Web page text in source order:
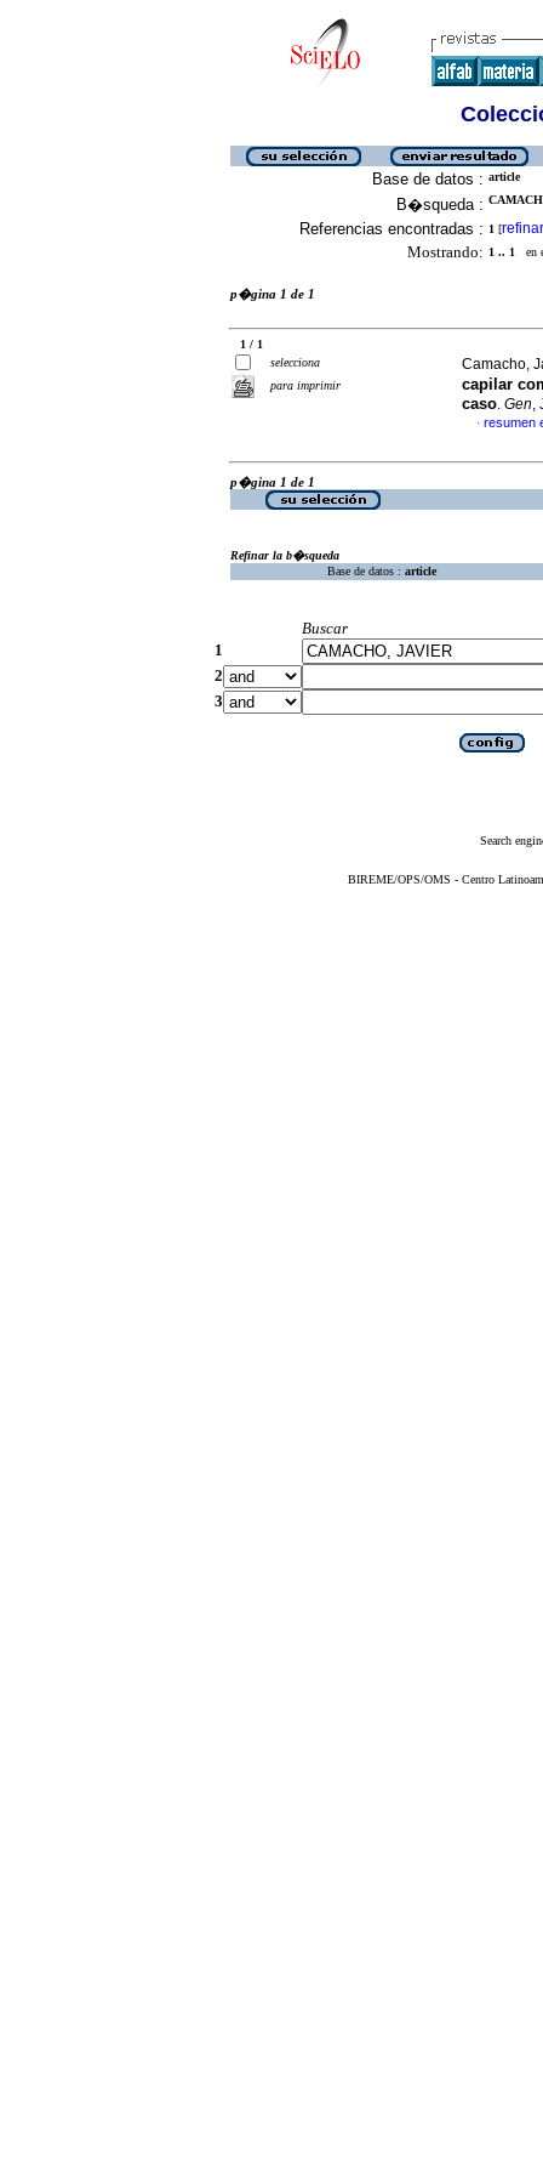
Base de datos : article
B�squeda :
Referencias encontradas : 1 [refinar
Mostrando: 1 .. 1 en
p�gina 1 de 1
1 / 1
selecciona
para imprimir
Camacho,
capilar
caso. Gen,
· resumen
p�gina 1 de 1
Refinar la b�squeda
Base de datos : article
Buscar
1
2
3
Search
BIREME/OPS/OMS - Centro